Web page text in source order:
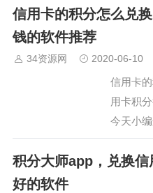
信用卡的积分怎么兑
钱的软件推荐
34资源网 2020-06-10
信用卡
用卡积
今天小
卡积分
要下载
积分大师app，兑换
好的软件